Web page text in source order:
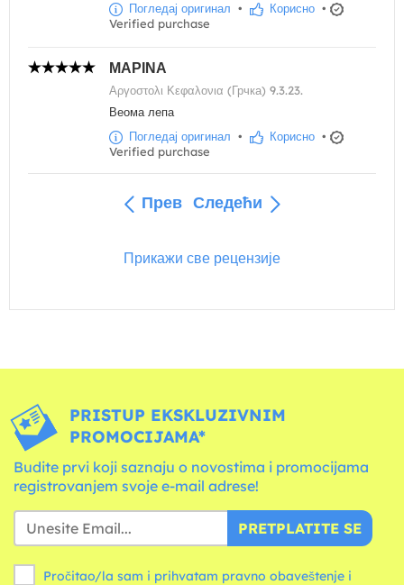
Погледај оригинал • Корисно •
Verified purchase
ΜΑΡΙΝΑ
Αργοστολι Κεφαλονια (Грчка) 9.3.23.
Веома лепа
Погледај оригинал • Корисно •
Verified purchase
Прев Следећи
Прикажи све рецензије
PRISTUP EKSKLUZIVNIM
PROMOCIJAMA*
Budite prvi koji saznaju o novostima i promocijama
registrovanjem svoje e-mail adrese!
PRETPLATITE SE
Pročitao/la sam i prihvatam pravno obaveštenje i